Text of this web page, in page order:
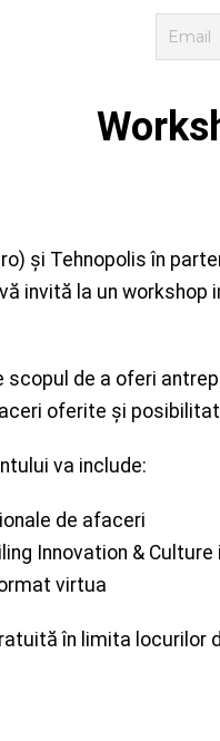
și Tehnopolis în
invită la un
de a oferi
oferite și
va include:
de afaceri
Innovation &
virtua
în limita locurilor